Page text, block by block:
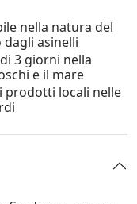
nella natura del
asinelli
3 giorni nella
e il mare
prodotti locali nelle